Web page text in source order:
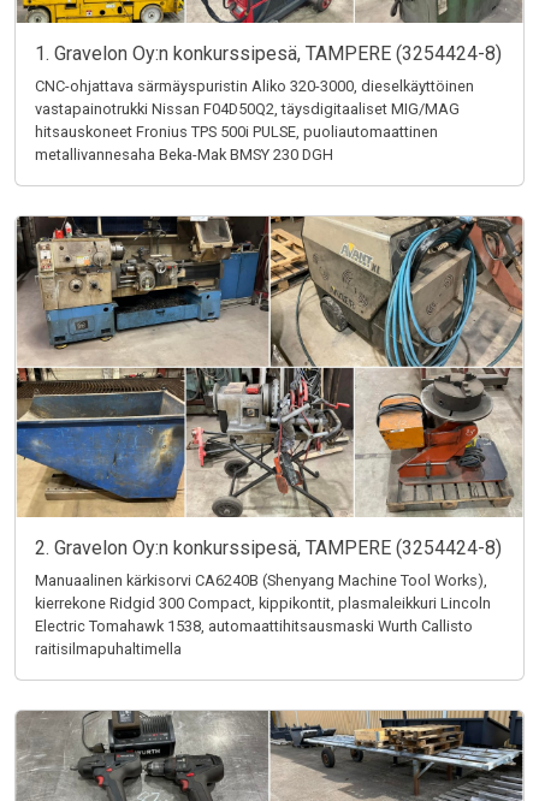
1. Gravelon Oy:n konkurssipesä, TAMPERE (3254424-8)
CNC-ohjattava särmäyspuristin Aliko 320-3000, dieselkäyttöinen
vastapainotrukki Nissan F04D50Q2, täysdigitaaliset MIG/MAG
hitsauskoneet Fronius TPS 500i PULSE, puoliautomaattinen
metallivannesaha Beka-Mak BMSY 230 DGH
2. Gravelon Oy:n konkurssipesä, TAMPERE (3254424-8)
Manuaalinen kärkisorvi CA6240B (Shenyang Machine Tool Works),
kierrekone Ridgid 300 Compact, kippikontit, plasmaleikkuri Lincoln
Electric Tomahawk 1538, automaattihitsausmaski Wurth Callisto
raitisilmapuhaltimella